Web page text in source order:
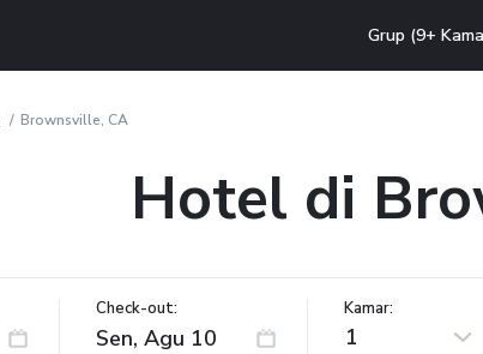
Grup (9+
Brownsville, CA
Hotel di
Check-out: Kamar:
1